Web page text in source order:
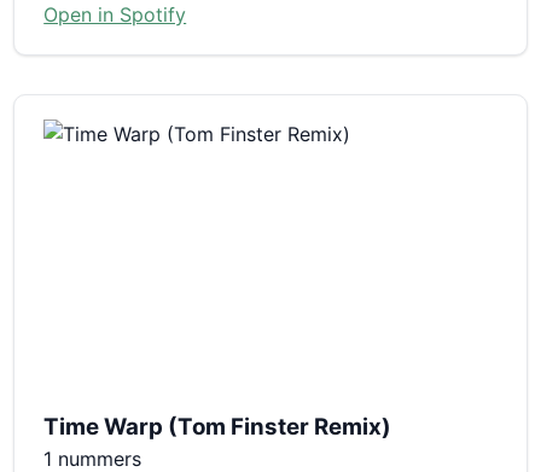
Open in Spotify
Time Warp (Tom Finster Remix)
1 nummers